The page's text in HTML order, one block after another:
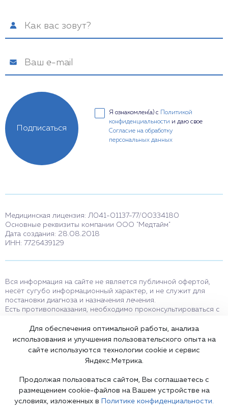
Я ознакомлен(а) с
Политикой
конфиденциальности и даю свое
Согласие на обработку
персональных данных
Подписаться
Медицинская лицензия: Л041-01137-77/00334180
Основные реквизиты компании ООО "Медтайм"
Дата создания: 28.08.2018
ИНН: 7726439129
Вся информация на сайте не является публичной офертой,
несёт сугубо информационный характер, и не служит для
постановки диагноза и назначения лечения.
Есть противопоказания, необходимо проконсультироваться с
мессенджерам и в соцсетях носят исключительно
информационный характер и не являются медицинскими
услугами.
Оставаясь на сайте вы соглашаетесь на использование cookies.
Карта сайта
Для обеспечения оптимальной работы, анализа
использования и улучшения пользовательского опыта на
сайте используются технологии cookie и сервис
Яндекс.Метрика.
Продолжая пользоваться сайтом, Вы соглашаетесь с
размещением cookie-файлов на Вашем устройстве на
условиях, изложенных в
Политике конфиденциальности.